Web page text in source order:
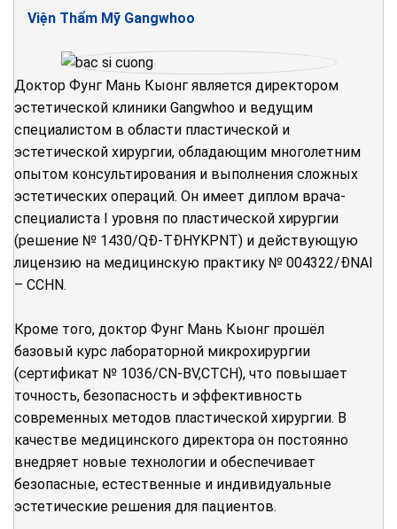
Viện Thẩm Mỹ Gangwhoo
Доктор Фунг Мань Кыонг является директором
эстетической клиники Gangwhoo и ведущим
специалистом в области пластической и
эстетической хирургии, обладающим многолетним
опытом консультирования и выполнения сложных
эстетических операций. Он имеет диплом врача-
специалиста I уровня по пластической хирургии
(решение № 1430/QĐ-TĐHYKPNT) и действующую
лицензию на медицинскую практику № 004322/ĐNAI
– CCHN.
Кроме того, доктор Фунг Мань Кыонг прошёл
базовый курс лабораторной микрохирургии
(сертификат № 1036/CN-BV,CTCH), что повышает
точность, безопасность и эффективность
современных методов пластической хирургии. В
качестве медицинского директора он постоянно
внедряет новые технологии и обеспечивает
безопасные, естественные и индивидуальные
эстетические решения для пациентов.